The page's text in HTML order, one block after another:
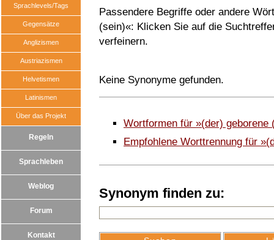
Sprachlevels/Tags
Gegensätze
Anglizismen
Austriazismen
Helvetismen
Latinismen
Über das Projekt
Regeln
Sprachleben
Weblog
Forum
Kontakt
Passendere Begriffe oder andere
(sein)«: Klicken Sie auf die
verfeinern.
Keine Synonyme gefunden.
Wortformen für »(der) geborene
Empfohlene Worttrennung für
Synonym finden zu: